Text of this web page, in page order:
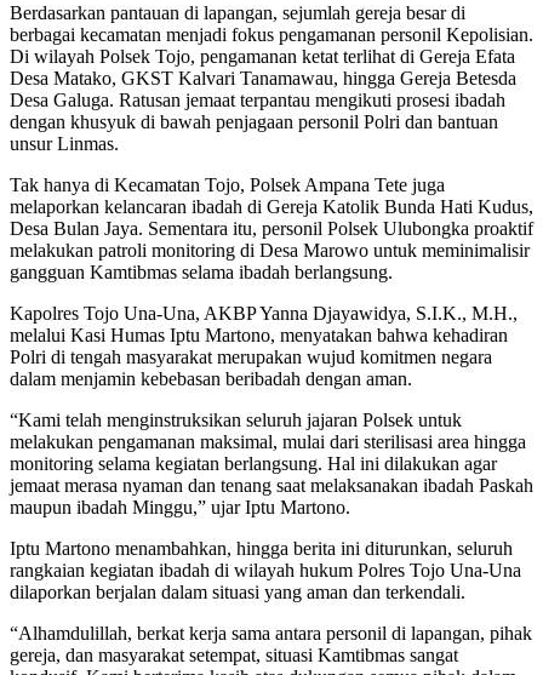
Berdasarkan pantauan di lapangan, sejumlah gereja besar di
berbagai kecamatan menjadi fokus pengamanan personil Kepolisian.
Di wilayah Polsek Tojo, pengamanan ketat terlihat di Gereja Efata
Desa Matako, GKST Kalvari Tanamawau, hingga Gereja Betesda
Desa Galuga. Ratusan jemaat terpantau mengikuti prosesi ibadah
dengan khusyuk di bawah penjagaan personil Polri dan bantuan
unsur Linmas.
Tak hanya di Kecamatan Tojo, Polsek Ampana Tete juga
melaporkan kelancaran ibadah di Gereja Katolik Bunda Hati Kudus,
Desa Bulan Jaya. Sementara itu, personil Polsek Ulubongka proaktif
melakukan patroli monitoring di Desa Marowo untuk meminimalisir
gangguan Kamtibmas selama ibadah berlangsung.
Kapolres Tojo Una-Una, AKBP Yanna Djayawidya, S.I.K., M.H.,
melalui Kasi Humas Iptu Martono, menyatakan bahwa kehadiran
Polri di tengah masyarakat merupakan wujud komitmen negara
dalam menjamin kebebasan beribadah dengan aman.
“Kami telah menginstruksikan seluruh jajaran Polsek untuk
melakukan pengamanan maksimal, mulai dari sterilisasi area hingga
monitoring selama kegiatan berlangsung. Hal ini dilakukan agar
jemaat merasa nyaman dan tenang saat melaksanakan ibadah Paskah
maupun ibadah Minggu,” ujar Iptu Martono.
Iptu Martono menambahkan, hingga berita ini diturunkan, seluruh
rangkaian kegiatan ibadah di wilayah hukum Polres Tojo Una-Una
dilaporkan berjalan dalam situasi yang aman dan terkendali.
“Alhamdulillah, berkat kerja sama antara personil di lapangan, pihak
gereja, dan masyarakat setempat, situasi Kamtibmas sangat